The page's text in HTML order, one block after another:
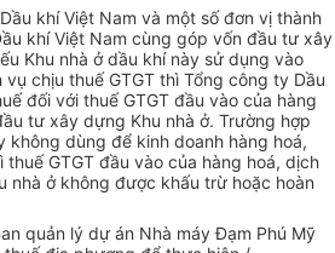
khí Việt Nam và một số đơn vị thành
khí Việt Nam cùng góp vốn đầu tư xây
Khu nhà ở dầu khí này sử dụng vào
chịu thuế GTGT thì Tổng công ty Dầu
đối với thuế GTGT đầu vào của hàng
tư xây dựng Khu nhà ở. Trường hợp
không dùng để kinh doanh hàng hoá,
thuế GTGT đầu vào của hàng hoá, dịch
nhà ở không được khấu trừ hoặc hoàn
quản lý dự án Nhà máy Đạm Phú Mỹ